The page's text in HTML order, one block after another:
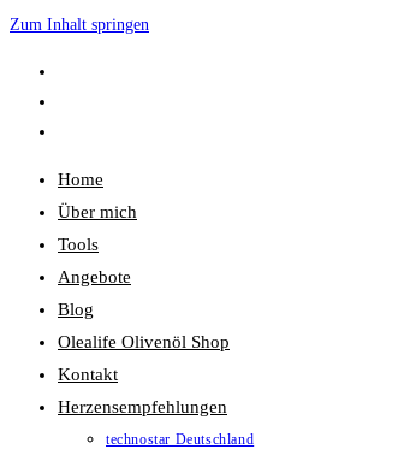
Zum Inhalt springen
Home
Über mich
Tools
Angebote
Blog
Olealife Olivenöl Shop
Kontakt
Herzensempfehlungen
technostar Deutschland